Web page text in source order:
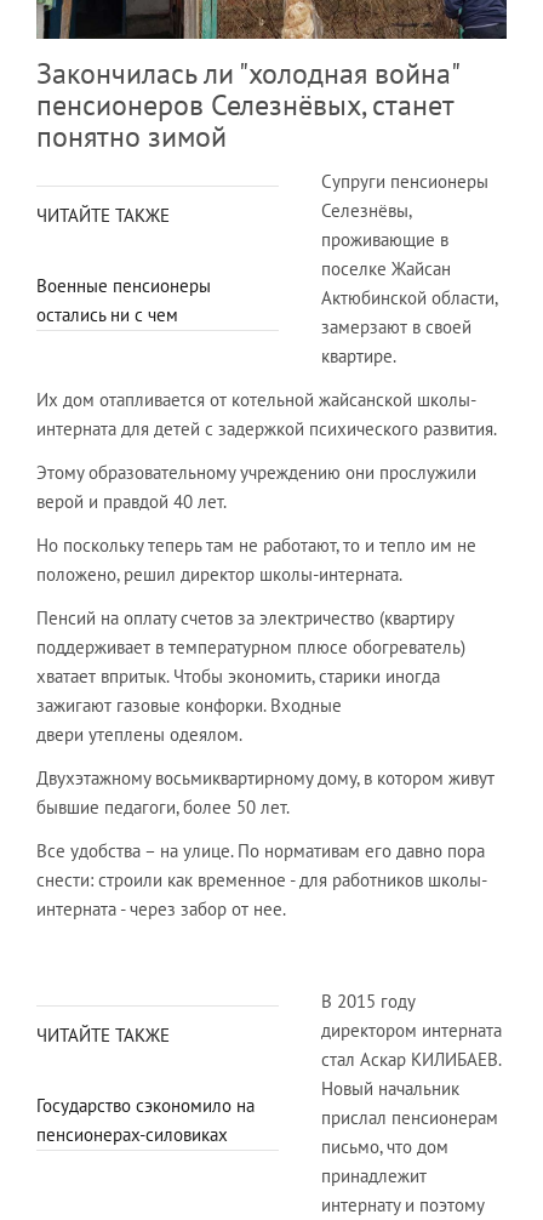
Закончилась ли "холодная война"
пенсионеров Селезнёвых, станет
понятно зимой
ЧИТАЙТЕ ТАКЖЕ
Военные пенсионеры
остались ни с чем
Супруги пенсионеры
Селезнёвы,
проживающие в
поселке Жайсан
Актюбинской области,
замерзают в своей
квартире.
Их дом отапливается от котельной жайсанской школы-
интерната для детей с задержкой психического развития.
Этому образовательному учреждению они прослужили
верой и правдой 40 лет.
Но поскольку теперь там не работают, то и тепло им не
положено, решил директор школы-интерната.
Пенсий на оплату счетов за электричество (квартиру
поддерживает в температурном плюсе обогреватель)
хватает впритык. Чтобы экономить, старики иногда
зажигают газовые конфорки. Входные
двери утеплены одеялом.
Двухэтажному восьмиквартирному дому, в котором живут
бывшие педагоги, более 50 лет.
Все удобства – на улице. По нормативам его давно пора
снести: строили как временное - для работников школы-
интерната - через забор от нее.
ЧИТАЙТЕ ТАКЖЕ
Государство сэкономило на
пенсионерах-силовиках
В 2015 году
директором интерната
стал Аскар КИЛИБАЕВ.
Новый начальник
прислал пенсионерам
письмо, что дом
принадлежит
интернату и поэтому